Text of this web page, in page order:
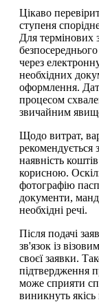
Цікаво
ступеня
Для термінових
через
необхідних
оформлення.
процесом
звичайним
Щодо витрат,
рекомендується
наявність
корисною.
фотографію
документи,
необхідні речі.
Після подачі
зв'язок із
своєї заявки.
підтвердження
може сприяти
виникнуть